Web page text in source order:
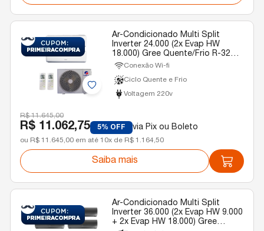
Ar-Condicionado Multi Split
Inverter 24.000 (2x Evap HW
18.000) Gree Quente/Frio R-32
220vConexão Wi-fi
Ciclo Quente e Frio
Voltagem 220v
R$ 11.645,00
R$ 11.062,75 5% OFF via Pix ou Boleto
ou R$ 11.645,00 em até 10x de R$ 1.164,50
Saiba mais
Ar-Condicionado Multi Split
Inverter 36.000 (2x Evap HW 9.000
+ 2x Evap HW 18.000) Gree